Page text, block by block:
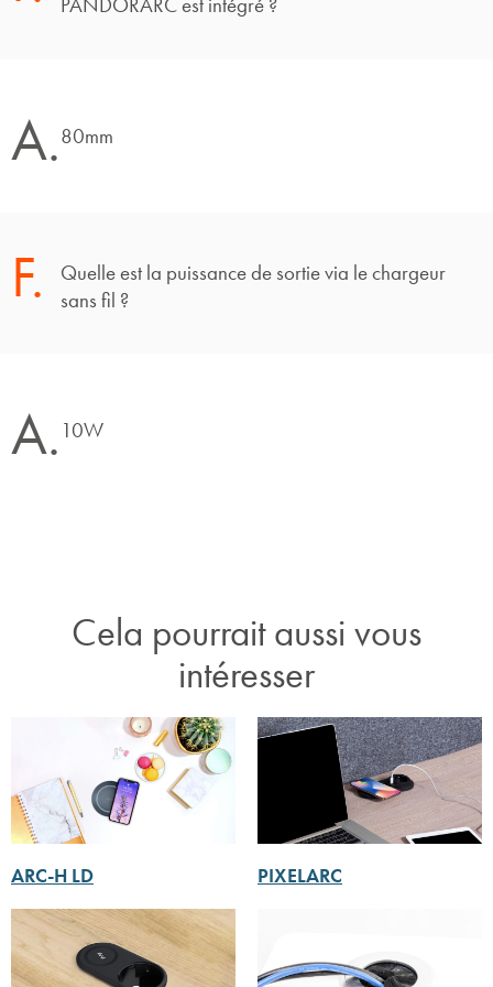
PANDORARC est intégré ?
A.80mm
F.
Quelle est la puissance de sortie via le chargeur
sans fil ?
A. 10W
Cela pourrait aussi vous
intéresser
ARC-H LD PIXELARC